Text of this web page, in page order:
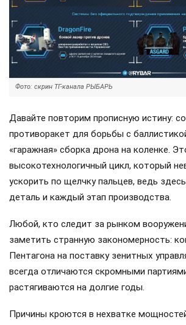
Фото: скрин ТГ-канала РЫБАРЬ
Давайте повторим прописную истину:
противоракет для борьбы с
«гаражная» сборка дрона на коленке.
высокотехнологичный цикл, который
ускорить по щелчку пальцев, ведь
деталь и каждый этап производства.
Любой, кто следит за рынком
заметить странную закономерность:
Пентагона на поставку зенитных
всегда отличаются скромными
растягиваются на долгие годы.
Причины кроются в нехватке